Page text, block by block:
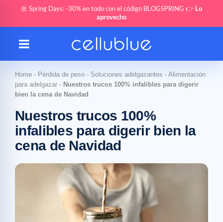
🌼 Spring Days: -30% en todo con el código BLOGSPRING 👉 Lo
aprovecho
Home - Pérdida de peso - Soluciones adelgazantes - Alimentación
para adelgazar - Nuestros trucos 100% infalibles para digerir
bien la cena de Navidad
Nuestros trucos 100%
infalibles para digerir bien la
cena de Navidad